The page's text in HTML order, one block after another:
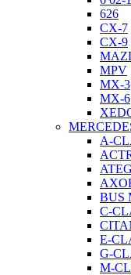
626
CX-7
CX-9
MPV
MX-3
MX-6
A-
BUS
C-
E-
G-
M-